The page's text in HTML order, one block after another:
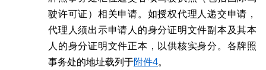
驶许可证）相关申请。如授权代理人递交申请，
代理人须出示申请人的身分证明文件副本及其本
人的身分证明文件正本，以供核实身分。各牌照
事务处的地址载列于附件4。